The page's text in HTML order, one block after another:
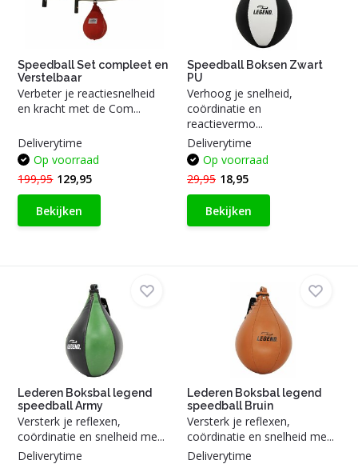
Speedball Set compleet en
Verstelbaar
Verbeter je reactiesnelheid
en kracht met de Com...
Deliverytime
Op voorraad
199,95 129,95
Bekijken
Speedball Boksen Zwart
PU
Verhoog je snelheid,
coördinatie en
reactievermo...
Deliverytime
Op voorraad
29,95 18,95
Bekijken
Lederen Boksbal legend
speedball Army
Versterk je reflexen,
coördinatie en snelheid me...
Deliverytime
Lederen Boksbal legend
speedball Bruin
Versterk je reflexen,
coördinatie en snelheid me...
Deliverytime